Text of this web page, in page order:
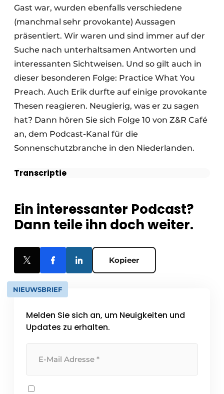
Gast war, wurden ebenfalls verschiedene
(manchmal sehr provokante) Aussagen
präsentiert. Wir waren und sind immer auf der
Suche nach unterhaltsamen Antworten und
interessanten Sichtweisen. Und so gilt auch in
dieser besonderen Folge: Practice What You
Preach. Auch Erik durfte auf einige provokante
Thesen reagieren. Neugierig, was er zu sagen
hat? Dann hören Sie sich Folge 10 von Z&R Café
an, dem Podcast-Kanal für die
Sonnenschutzbranche in den Niederlanden.
Transcriptie
Ein interessanter Podcast?
Dann teile ihn doch weiter.
Kopieer
NIEUWSBRIEF
Melden Sie sich an, um Neuigkeiten und
Updates zu erhalten.